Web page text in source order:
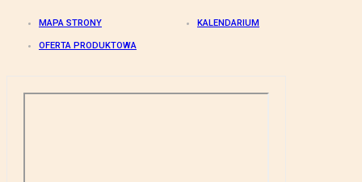
MAPA STRONY KALENDARIUM
OFERTA PRODUKTOWA